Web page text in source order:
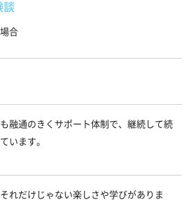
談
合
融通のきくサポート体制で、継続して続
います。
れだけじゃない楽しさや学びがありま